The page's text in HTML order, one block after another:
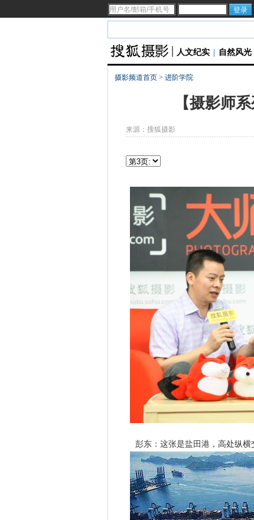
人文纪实 自然风光
摄影频道首页 > 进阶学院
【摄影师
来源： 搜狐摄影
彭东：这张是盐田港，高处纵横